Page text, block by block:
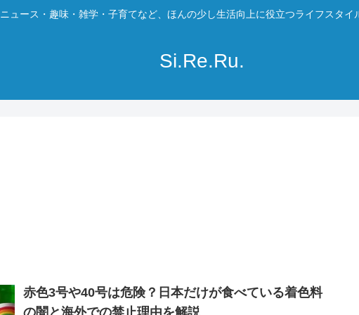
ニュース・趣味・雑学・子育てなど、ほんの少し生活向上に役立つライフスタイ
Si.Re.Ru.
赤色3号や40号は危険？日本だけが食べている着色料